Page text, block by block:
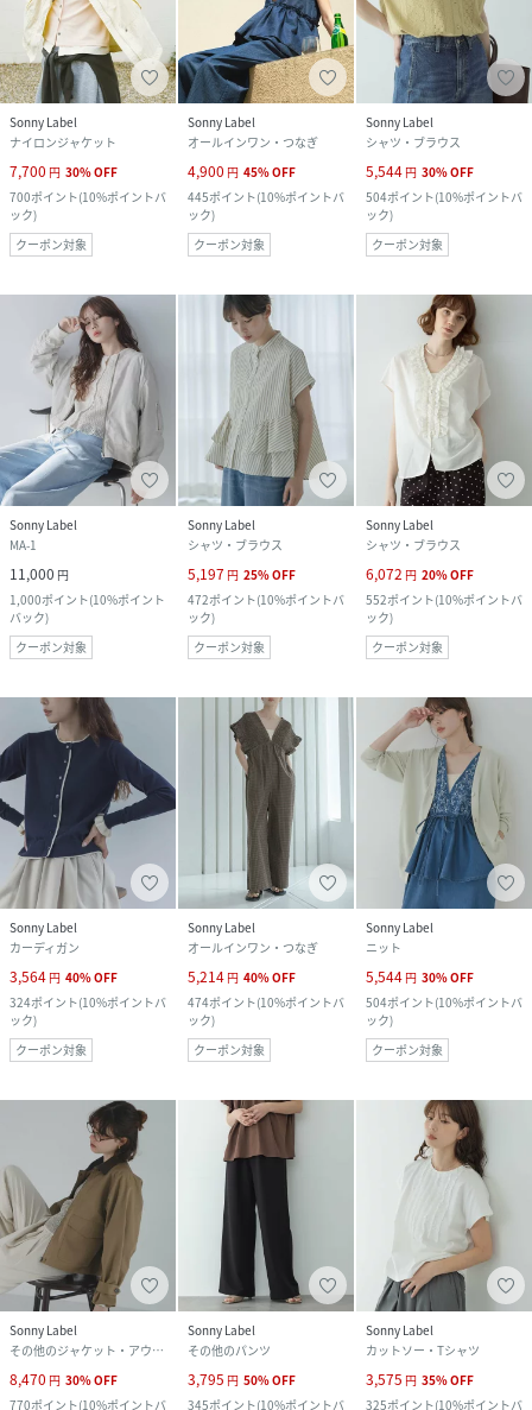
Sonny Label
ナイロンジャケット
7,700 円 30%OFF
700ポイント(10%ポイントバ
ック)
クーポン対象
Sonny Label
オールインワン・つなぎ
4,900 円 45%OFF
445ポイント(10%ポイントバ
ック)
クーポン対象
Sonny Label
シャツ・ブラウス
5,544 円 30%OFF
504ポイント(10%ポイントバ
ック)
クーポン対象
Sonny Label
MA-1
11,000 円
1,000ポイント(10%ポイント
バック)
クーポン対象
Sonny Label
シャツ・ブラウス
5,197 円 25%OFF
472ポイント(10%ポイントバ
ック)
クーポン対象
Sonny Label
シャツ・ブラウス
6,072 円 20%OFF
552ポイント(10%ポイントバ
ック)
クーポン対象
Sonny Label
カーディガン
3,564 円 40%OFF
324ポイント(10%ポイントバ
ック)
クーポン対象
Sonny Label
オールインワン・つなぎ
5,214 円 40%OFF
474ポイント(10%ポイントバ
ック)
クーポン対象
Sonny Label
ニット
5,544 円 30%OFF
504ポイント(10%ポイントバ
ック)
クーポン対象
Sonny Label
その他のジャケット・アウター
8,470 円 30%OFF
770ポイント(10%ポイントバ
Sonny Label
その他のパンツ
3,795 円 50%OFF
345ポイント(10%ポイントバ
Sonny Label
カットソー・Tシャツ
3,575 円 35%OFF
325ポイント(10%ポイントバ